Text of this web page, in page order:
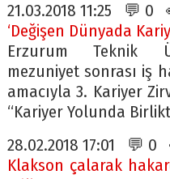
21.03.2018 11:25 💬 0
‘Değişen Dünyada
Erzurum Teknik
mezuniyet sonrası iş
amacıyla 3. Kariyer
“Kariyer Yolunda
28.02.2018 17:01 💬 0
Klakson çalarak